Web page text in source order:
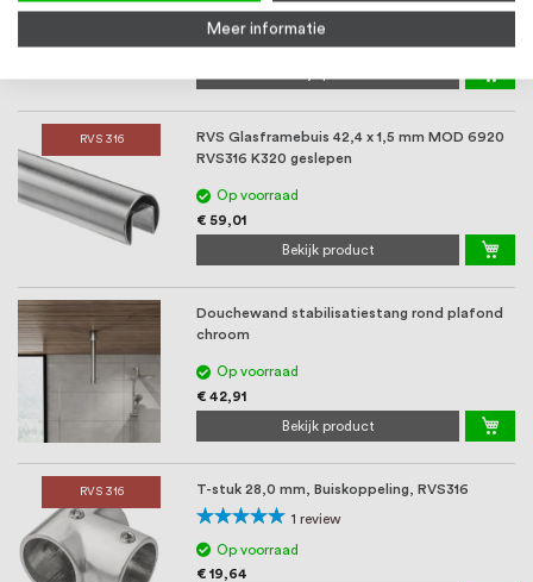
100%
Op voorraad
€ 8,26
RVS 316
RVS Glasframebuis 42,4 x 1,5 mm MOD 6920
RVS316 K320 geslepen
Op voorraad
€ 59,01
Bekijk product
Douchewand stabilisatiestang rond plafond
chroom
Op voorraad
€ 42,91
Bekijk product
RVS 316 T-stuk 28,0 mm, Buiskoppeling, RVS316
Waardering:
100%
1 review
Op voorraad
€ 19,64
Meer informatie